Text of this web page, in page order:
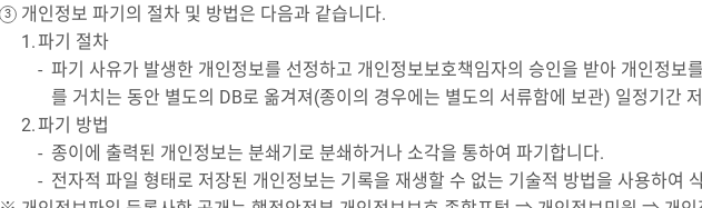
개인정보 파기의 절차 및 방법은 다음과 같습니다.
파기 절차
파기 사유가 발생한 개인정보를 선정하고 개인정보보호책임자의 승인을 받아 개인정보
를 거치는 동안 별도의 DB로 옮겨져(종이의 경우에는 별도의 서류함에 보관) 일정기간
파기 방법
종이에 출력된 개인정보는 분쇄기로 분쇄하거나 소각을 통하여 파기합니다.
전자적 파일 형태로 저장된 개인정보는 기록을 재생할 수 없는 기술적 방법을 사용하여